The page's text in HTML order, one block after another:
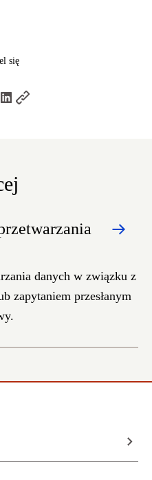
się
danych w związku z
zapytaniem przesłanym